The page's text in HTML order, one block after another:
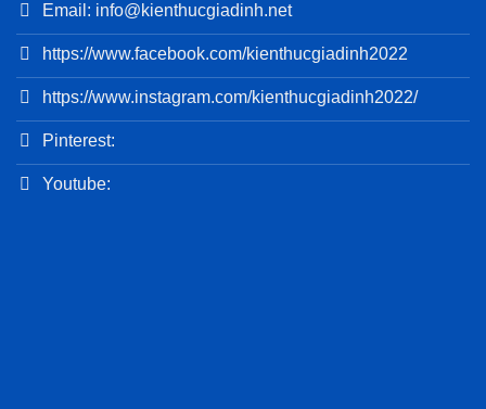
Email: info@kienthucgiadinh.net
https://www.facebook.com/kienthucgiadinh2022
https://www.instagram.com/kienthucgiadinh2022/
Pinterest:
Youtube: